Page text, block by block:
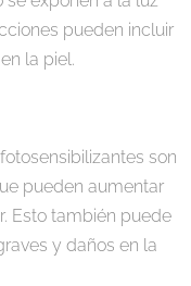
pueden incluir
la piel.
son
pueden aumentar
Esto también puede
y daños en la